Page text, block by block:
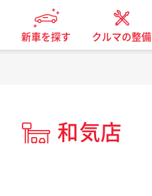
新車を探す クルマの整備
和気店